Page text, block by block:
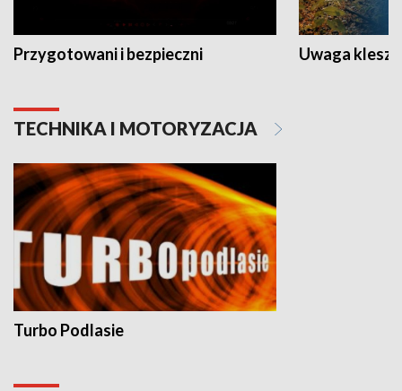
Przygotowani i bezpieczni Uwaga
TECHNIKA I MOTORYZACJA
Turbo Podlasie